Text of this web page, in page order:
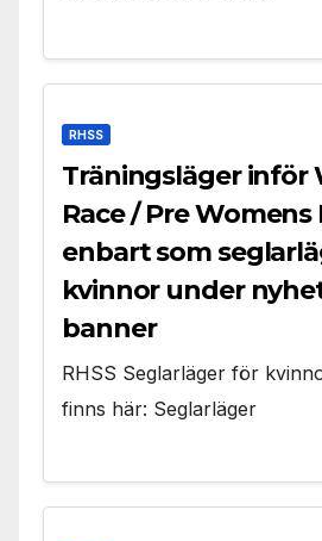
RHSS
Träningsläger inför
Race / Pre Womens
enbart som
kvinnor under
banner
RHSS Seglarläger för
finns här: Seglarläger